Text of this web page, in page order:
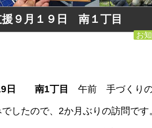
援９月１９日 南１丁目
お
日 南1丁目 午前 手づくり
したので、2か月ぶりの訪問です